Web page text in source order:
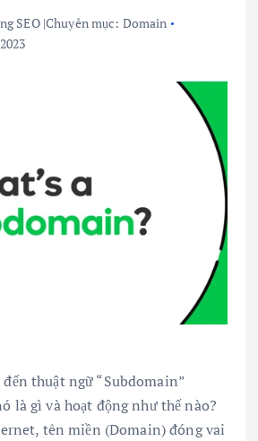
SEO|Chuyên mục: Domain
thuật ngữ “Subdomain”
là gì và hoạt động như thế nào?
tên miền (Domain) đóng vai